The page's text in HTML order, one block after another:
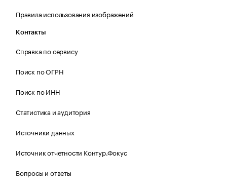
Правила использования изображений
Контакты
Справка по сервису
Поиск по ОГРН
Поиск по ИНН
Статистика и аудитория
Источники данных
Источник отчетности Контур.Фокус
Вопросы и ответы